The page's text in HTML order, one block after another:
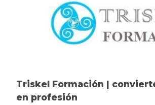
Triskel Formación |
en profesión